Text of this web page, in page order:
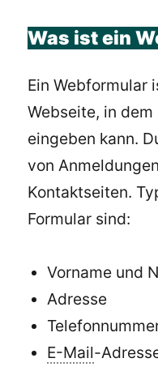
Was ist ein
Ein Webformular
Webseite, in
eingeben kann.
von
Kontaktseiten.
Formular sind:
Vorname und
Adresse
E-Mail-